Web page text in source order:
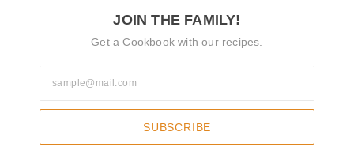
JOIN THE FAMILY!
Get a Cookbook with our recipes.
SUBSCRIBE